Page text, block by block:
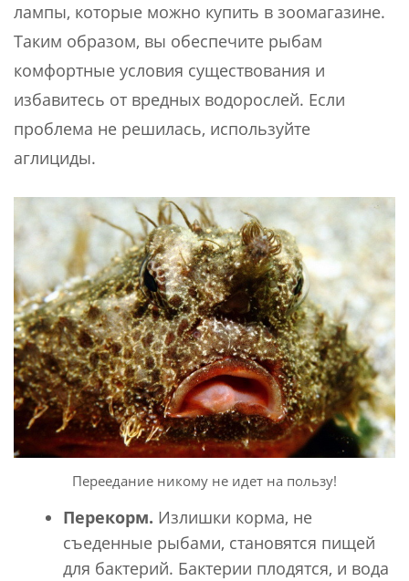
лампы, которые можно купить в зоомагазине.
Таким образом, вы обеспечите рыбам
комфортные условия существования и
избавитесь от вредных водорослей. Если
проблема не решилась, используйте
аглициды.
Переедание никому не идет на пользу!
Перекорм. Излишки корма, не
съеденные рыбами, становятся пищей
для бактерий. Бактерии плодятся, и вода